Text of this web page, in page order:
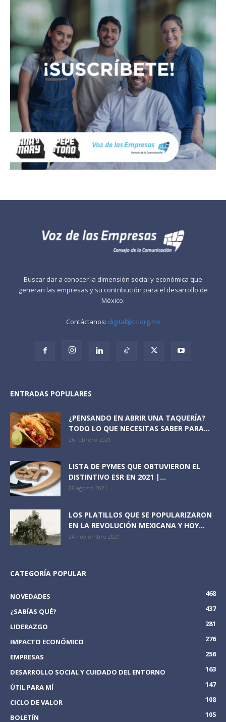
Buscar dar a conocer la dimensión social y económica que
generan las empresas y su contribución para el desarrollo de
México.
Contáctanos: digital@cc.org.mx
ENTRADAS POPULARES
¿PENSANDO EN ABRIR UNA TAQUERÍA?
TODO LO QUE NECESITAS SABER PARA...
26 febrero 2021
LISTA DE PYMES QUE OBTUVIERON EL
DISTINTIVO ESR EN 2021 |...
28 agosto 2021
LOS PLATILLOS QUE SE POPULARIZARON
EN LA REVOLUCIÓN MEXICANA Y HOY...
24 noviembre 2021
CATEGORÍA POPULAR
NOVEDADES
468
¿SABÍAS QUÉ?
437
LIDERAZGO
281
IMPACTO ECONÓMICO
276
EMPRESAS
256
DESARROLLO SOCIAL Y CUIDADO DEL ENTORNO
163
ÚTIL PARA MÍ
147
CICLO DE VALOR
108
BOLETÍN
105